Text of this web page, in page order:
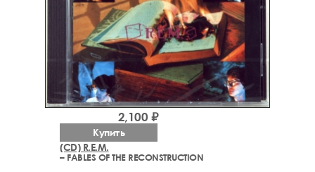
(CD) R.E.M.
– FABLES OF THE RECONSTRUCTION
2,100 ₽
Купить